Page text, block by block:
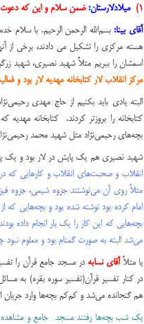
۱) میلادلارستان: ضمن سلام و این که دعوت ما
آقای بینا:‌ بسم‌الله الرحمن الرحيم. با سلام
هسته مرکزی را تشکیل می دادند،‌ برخی از
اسمشان را ببريم مثلاً شهيد نصيري، شهيد
مركز انقلاب لار كتابخانه مهديه لار بود و
کتابخانه را بروزتر کردند. كتابخانه
بچه‌هاي رحيمي‌نژاد مثل شهيد محمد
شهيد نصيري هم يك پایش در لار بود و يك
انقلاب و صحبت‌هاي انقلاب و كارهايي كه
مثلاً روي آن مي‌نوشتند جزوه شيمي، جزوه
بچه‌هايي كه اين كار را يك بار انجام داده
مي‌شد البته به صورت گمنام بود و معلوم
يا مثلاًآقاي نسابه در مسجد جامع قرآن را
در كنار تفسير قرآن(تفسیر سوره بقره) به
هم گنجانده مي‌شد و كم‌كم بچه‌ها وارد جريان
يك شب بچه‌ها رفتند مسجد جامع و مشاهده